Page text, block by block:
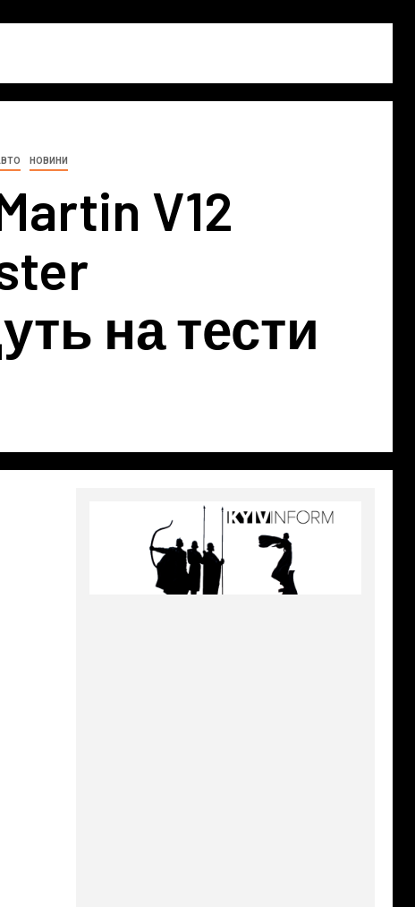
НОВИНИ
V12
на тести